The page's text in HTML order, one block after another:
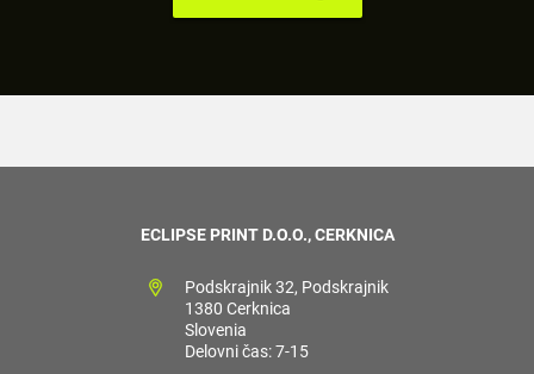
ECLIPSE PRINT D.O.O., CERKNICA
Podskrajnik 32, Podskrajnik
1380 Cerknica
Slovenia
Delovni čas: 7-15